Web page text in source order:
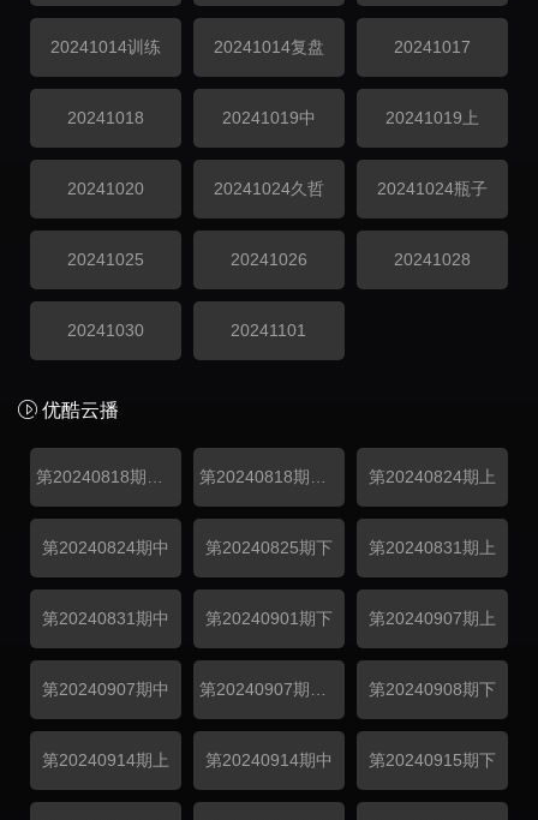
20241014训练 20241014复盘 20241017
20241018 20241019中 20241019上
20241020 20241024久哲 20241024瓶子
20241025 20241026 20241028
20241030 20241101
优酷云播
第20240824期上
第20240824期中 第20240825期下 第20240831期上
第20240831期中 第20240901期下 第20240907期上
第20240907期中 第20240908期下
第20240914期上 第20240914期中 第20240915期下